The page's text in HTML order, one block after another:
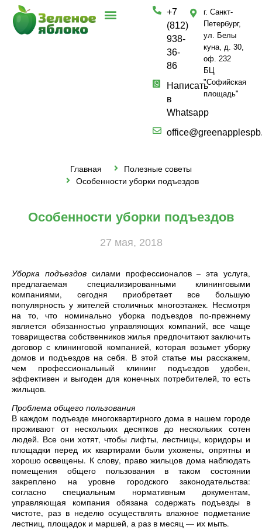
+7
(812)
938-
36-
86
Написать
в
Whatsapp
г. Санкт-
Петербург,
ул. Белы
куна, д. 30,
оф. 232
БЦ
"Софийская
площадь"
Главная
Полезные советы
Особенности уборки подъездов
Особенности уборки подъездов
27 мая, 2018
Уборка подъездовсилами профессионалов – эта услуга,
предлагаемая специализированными клининговыми
компаниями, сегодня приобретает все большую
популярность у жителей столичных многоэтажек. Несмотря
на то, что номинально уборка подъездов по-прежнему
является обязанностью управляющих компаний, все чаще
товарищества собственников жилья предпочитают заключить
договор с клининговой компанией, которая возьмет уборку
домов и подъездов на себя. В этой статье мы расскажем,
чем профессиональный клининг подъездов удобен,
эффективен и выгоден для конечных потребителей, то есть
жильцов.
Проблема общего пользования
В каждом подъезде многоквартирного дома в нашем городе
проживают от нескольких десятков до нескольких сотен
людей. Все они хотят, чтобы лифты, лестницы, коридоры и
площадки перед их квартирами были ухожены, опрятны и
хорошо освещены. К слову, право жильцов дома наблюдать
помещения общего пользования в таком состоянии
закреплено на уровне городского законодательства:
согласно специальным нормативным документам,
управляющая компания обязана содержать подъезды в
чистоте, раз в неделю осуществлять влажное подметание
лестниц, площадок и маршей, а раз в месяц — их мыть.